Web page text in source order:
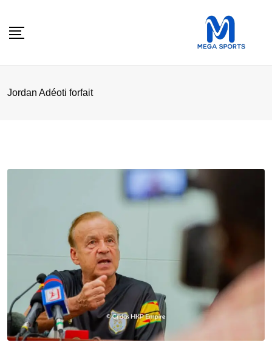
Jordan Adéoti forfait